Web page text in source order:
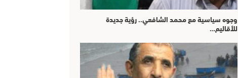
وجوه سياسية مع محمد الشافعي.. رؤية جديدة
للأقاليم…